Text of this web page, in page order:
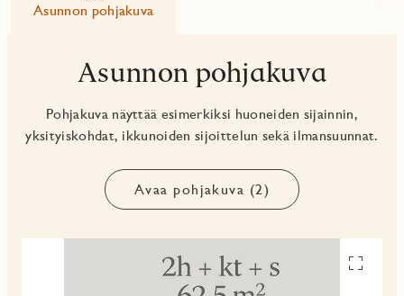
Asunnon pohjakuva
Asunnon pohjakuva
Pohjakuva näyttää esimerkiksi huoneiden sijainnin,
yksityiskohdat, ikkunoiden sijoittelun sekä ilmansuunnat.
Avaa pohjakuva (2)
Avaa